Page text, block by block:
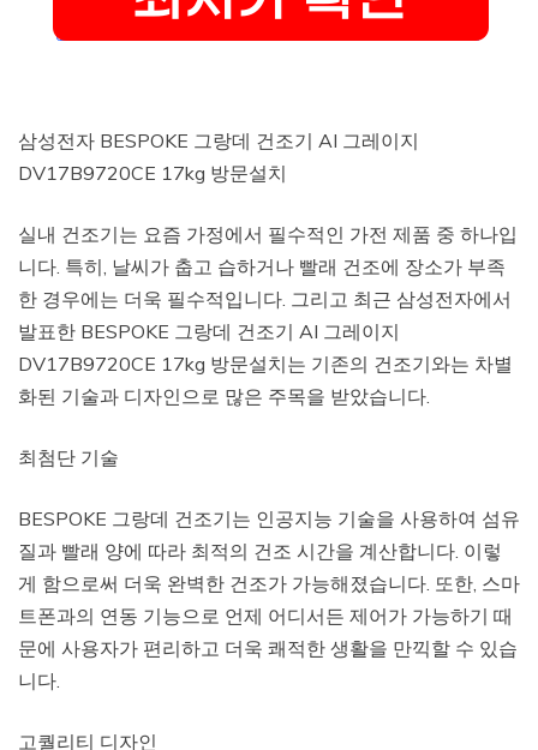
삼성전자 BESPOKE 그랑데 건조기 AI 그레이지
DV17B9720CE 17kg 방문설치
실내 건조기는 요즘 가정에서 필수적인 가전 제품 중 하나입
니다. 특히, 날씨가 춥고 습하거나 빨래 건조에 장소가 부족
한 경우에는 더욱 필수적입니다. 그리고 최근 삼성전자에서
발표한 BESPOKE 그랑데 건조기 AI 그레이지
DV17B9720CE 17kg 방문설치는 기존의 건조기와는 차별
화된 기술과 디자인으로 많은 주목을 받았습니다.
최첨단 기술
BESPOKE 그랑데 건조기는 인공지능 기술을 사용하여 섬유
질과 빨래 양에 따라 최적의 건조 시간을 계산합니다. 이렇
게 함으로써 더욱 완벽한 건조가 가능해졌습니다. 또한, 스마
트폰과의 연동 기능으로 언제 어디서든 제어가 가능하기 때
문에 사용자가 편리하고 더욱 쾌적한 생활을 만끽할 수 있습
니다.
고퀄리티 디자인